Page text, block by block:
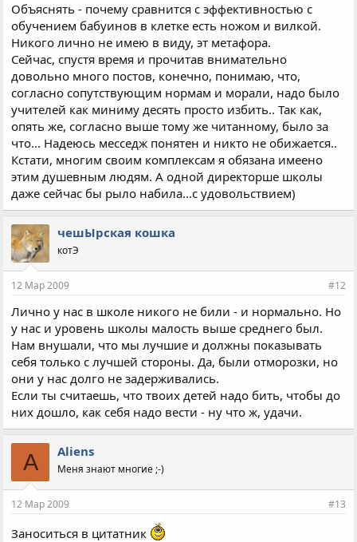
Объяснять - почему сравнится с эффективностью с
обучением бабуинов в клетке есть ножом и вилкой.
Никого лично не имею в виду, эт метафора.
Сейчас, спустя время и прочитав внимательно
довольно много постов, конечно, понимаю, что,
согласно сопутствующим нормам и морали, надо было
учителей как миниму десять просто избить.. Так как,
опять же, согласно выше тому же читанному, было за
что... Надеюсь месседж понятен и никто не обижается..
Кстати, многим своим комплексам я обязана имеено
этим душевным людям. А одной директорше школы
даже сейчас бы рыло набила...с удовольствием)
чешЫрская кошка
котЭ
12 Мар 2009 #12
Лично у нас в школе никого не били - и нормально. Но
у нас и уровень школы малость выше среднего был.
Нам внушали, что мы лучшие и должны показывать
себя только с лучшей стороны. Да, были отморозки, но
они у нас долго не задерживались.
Если ты считаешь, что твоих детей надо бить, чтобы до
них дошло, как себя надо вести - ну что ж, удачи.
A Aliens
Меня знают многие ;-)
12 Мар 2009 #13
Заноситься в цитатник